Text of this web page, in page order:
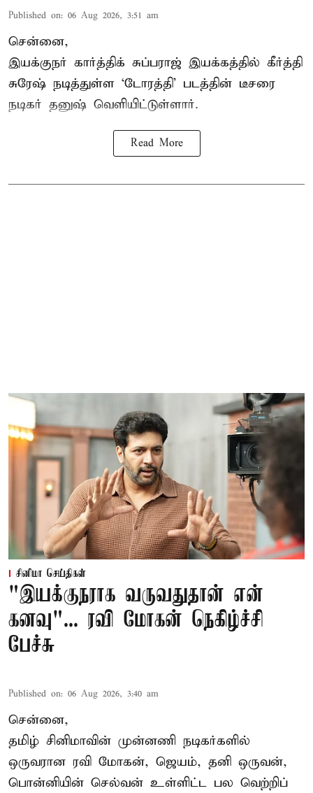
Published on: 06 Aug 2026, 3:51 am
சென்னை,
இயக்குநர் கார்த்திக் சுப்பராஜ் இயக்கத்தில் கீர்த்தி
சுரேஷ் நடித்துள்ள `டோரத்தி' படத்தின் டீசரை
நடிகர் தனுஷ் வெளியிட்டுள்ளார்.
Read More
சினிமா செய்திகள்
"இயக்குநராக வருவதுதான் என்
கனவு"... ரவி மோகன் நெகிழ்ச்சி
பேச்சு
Published on: 06 Aug 2026, 3:40 am
சென்னை,
தமிழ் சினிமாவின் முன்னணி நடிகர்களில்
ஒருவரான ரவி மோகன், ஜெயம், தனி ஒருவன்,
பொன்னியின் செல்வன் உள்ளிட்ட பல வெற்றிப்